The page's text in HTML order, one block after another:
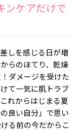
ンケアだけで
しを感じる日が増
らのほてり、乾燥
ダメージを受けた
て一気に肌トラブ
れからはじまる夏
良い自分」で思い
る前の今だからこ